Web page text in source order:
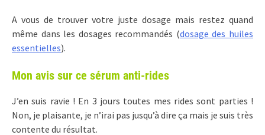
A vous de trouver votre juste dosage mais restez quand
même dans les dosages recommandés (dosage des huiles
essentielles).
Mon avis sur ce sérum anti-rides
J’en suis ravie ! En 3 jours toutes mes rides sont parties !
Non, je plaisante, je n’irai pas jusqu’à dire ça mais je suis très
contente du résultat.